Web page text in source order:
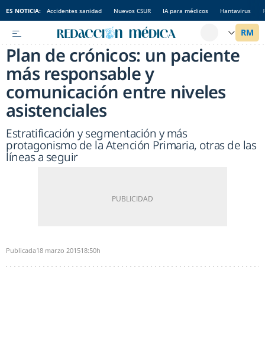
ES NOTICIA: Accidentes sanidad Nuevos CSUR IA para médicos Hantavirus
Plan de crónicos: un paciente
más responsable y
comunicación entre niveles
asistenciales
Estratificación y segmentación y más
protagonismo de la Atención Primaria, otras de las
líneas a seguir
Publicada18 marzo 201518:50h